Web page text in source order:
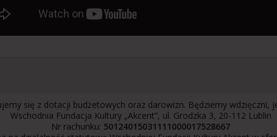
się z dotacji budżetowych oraz darowizn. Będziemy
Wschodnia Fundacja Kultury „Akcent”, ul. Grodzka 3, 20-112 Lublin
Nr rachunku: 50124015031111000017528667